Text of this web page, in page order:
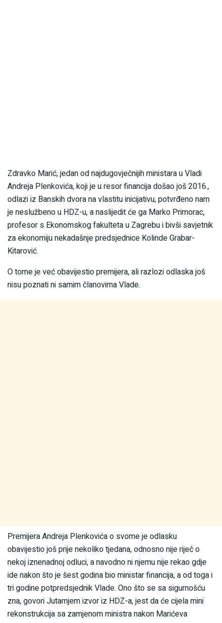
Zdravko Marić, jedan od najdugovječnijih ministara u Vladi
Andreja Plenkovića, koji je u resor financija došao još 2016.,
odlazi iz Banskih dvora na vlastitu inicijativu, potvrđeno nam
je neslužbeno u HDZ-u, a naslijedit će ga Marko Primorac,
profesor s Ekonomskog fakulteta u Zagrebu i bivši savjetnik
za ekonomiju nekadašnje predsjednice Kolinde Grabar-
Kitarović.
O tome je već obavijestio premijera, ali razlozi odlaska još
nisu poznati ni samim članovima Vlade.
Premijera Andreja Plenkovića o svome je odlasku
obavijestio još prije nekoliko tjedana, odnosno nije riječ o
nekoj iznenadnoj odluci, a navodno ni njemu nije rekao gdje
ide nakon što je šest godina bio ministar financija, a od toga i
tri godine potpredsjednik Vlade. Ono što se sa sigurnošću
zna, govori Jutarnjem izvor iz HDZ-a, jest da će cijela mini
rekonstrukcija sa zamjenom ministra nakon Marićeva